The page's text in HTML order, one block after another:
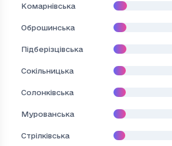
Комарнівська
Оброшинська
Підберізцівська
Сокільницька
Солонківська
Мурованська
Стрілківська